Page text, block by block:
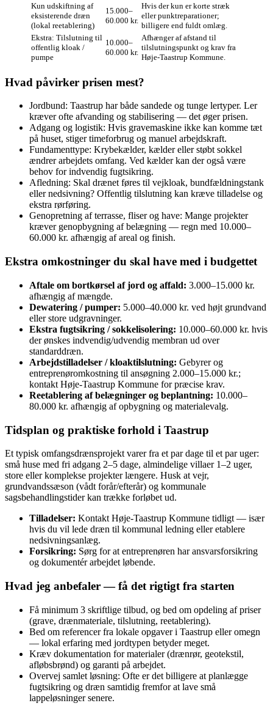
Kun udskiftning af
eksisterende dræn
(lokal reetablering)
15.000–
60.000 kr.
Hvis der kun er korte stræk
eller punktreparationer;
billigere end fuldt omlæg.
Ekstra: Tilslutning til
offentlig kloak /
pumpe
10.000–
60.000 kr.
Afhænger af afstand til
tilslutningspunkt og krav fra
Høje-Taastrup Kommune.
Hvad påvirker prisen mest?
Jordbund: Taastrup har både sandede og tunge lertyper. Ler
kræver ofte afvanding og stabilisering — det øger prisen.
Adgang og logistik: Hvis gravemaskine ikke kan komme tæt
på huset, stiger timeforbrug og manuel arbejdskraft.
Fundamenttype: Krybekælder, kælder eller støbt sokkel
ændrer arbejdets omfang. Ved kælder kan der også være
behov for indvendig fugtsikring.
Afledning: Skal drænet føres til vejkloak, bundfældningstank
eller nedsivning? Offentlig tilslutning kan kræve tilladelse og
ekstra rørføring.
Genopretning af terrasse, fliser og have: Mange projekter
kræver genopbygning af belægning — regn med 10.000–
60.000 kr. afhængig af areal og finish.
Ekstra omkostninger du skal have med i budgettet
Aftale om bortkørsel af jord og affald: 3.000–15.000 kr.
afhængig af mængde.
Dewatering / pumper: 5.000–40.000 kr. ved højt grundvand
eller store udgravninger.
Ekstra fugtsikring / sokkelisolering: 10.000–60.000 kr. hvis
der ønskes indvendig/udvendig membran ud over
standarddræn.
Arbejdstilladelser / kloaktilslutning: Gebyrer og
entreprenøromkostning til ansøgning 2.000–15.000 kr.;
kontakt Høje‑Taastrup Kommune for præcise krav.
Reetablering af belægninger og beplantning: 10.000–
80.000 kr. afhængig af opbygning og materialevalg.
Tidsplan og praktiske forhold i Taastrup
Et typisk omfangsdrænsprojekt varer fra et par dage til et par uger:
små huse med fri adgang 2–5 dage, almindelige villaer 1–2 uger,
store eller komplekse projekter længere. Husk at vejr,
grundvandssæson (vådt forår/efterår) og kommunale
sagsbehandlingstider kan trække forløbet ud.
Tilladelser: Kontakt Høje‑Taastrup Kommune tidligt — især
hvis du vil lede dræn til kommunal ledning eller etablere
nedsivningsanlæg.
Forsikring: Sørg for at entreprenøren har ansvarsforsikring
og dokumentér arbejdet løbende.
Hvad jeg anbefaler — få det rigtigt fra starten
Få minimum 3 skriftlige tilbud, og bed om opdeling af priser
(grave, drænmateriale, tilslutning, reetablering).
Bed om referencer fra lokale opgaver i Taastrup eller omegn
— lokal erfaring med jordtypen betyder meget.
Kræv dokumentation for materialer (drænrør, geotekstil,
afløbsbrønd) og garanti på arbejdet.
Overvej samlet løsning: Ofte er det billigere at planlægge
fugtsikring og dræn samtidig fremfor at lave små
lappeløsninger senere.